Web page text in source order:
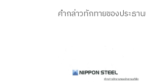
คำกล่าวทักทายของประธา